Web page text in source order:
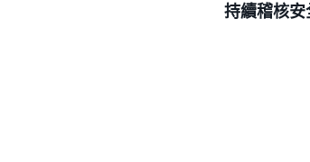
進一步了解
將您的合規
持續稽核